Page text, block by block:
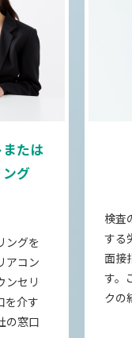
たは
グ
ングを
アコン
ンセリ
を介す
の窓口
検査
する
面接
す。
クの